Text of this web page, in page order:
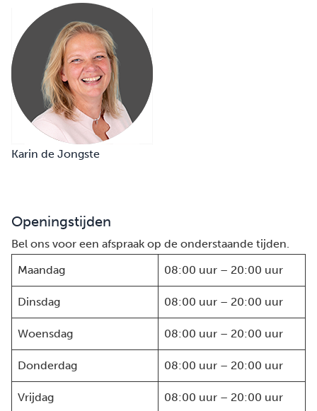
Karin de Jongste
Openingstijden
Bel ons voor een afspraak op de onderstaande tijden.
Maandag
08:00 uur – 20:00 uur
Dinsdag 08:00 uur – 20:00 uur
Woensdag 08:00 uur – 20:00 uur
Donderdag 08:00 uur – 20:00 uur
Vrijdag 08:00 uur – 20:00 uur